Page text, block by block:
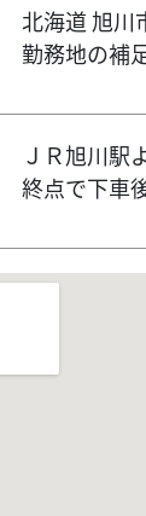
北海道 旭
勤務地の補
ＪＲ旭川駅
終点で下車